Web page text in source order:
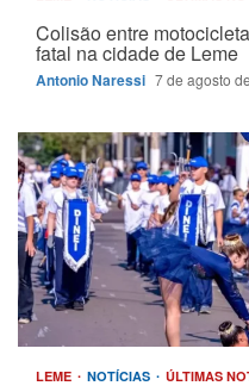
Colisão entre
fatal na cidade de Leme
Antonio Naressi 7 de agosto
LEME NOTÍCIAS ÚLTIMAS